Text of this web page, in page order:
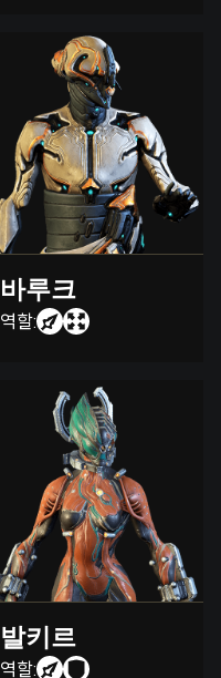
바루크
역할:
발키르
역할: